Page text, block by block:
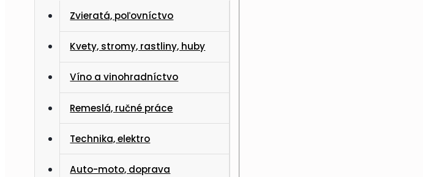
Zvieratá, poľovníctvo
Kvety, stromy, rastliny, huby
Víno a vinohradníctvo
Remeslá, ručné práce
Technika, elektro
Auto-moto, doprava